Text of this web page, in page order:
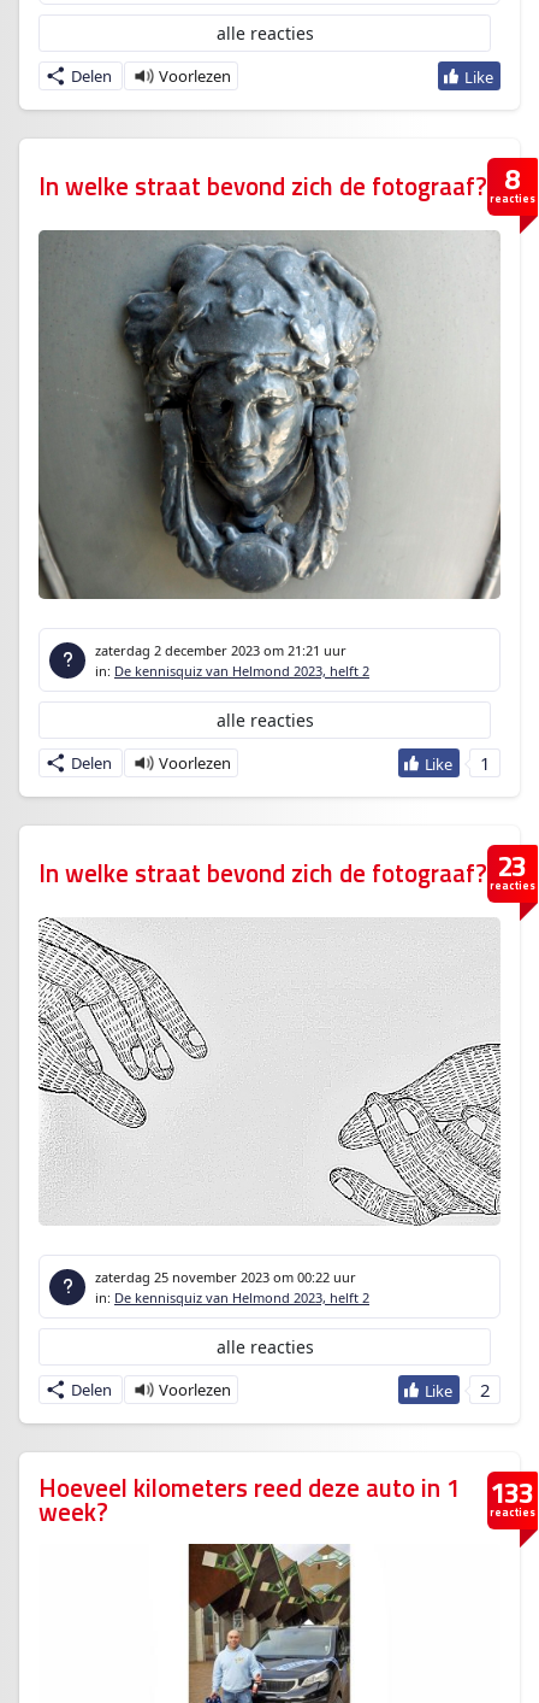
Delen
alle reacties
8
reacties
In welke straat bevond zich de fotograaf?
zaterdag 2 december 2023 om 21:21 uur
in: De kennisquiz van Helmond 2023, helft 2
1
Delen
alle reacties
23
reacties
In welke straat bevond zich de fotograaf?
zaterdag 25 november 2023 om 00:22 uur
in: De kennisquiz van Helmond 2023, helft 2
2
Delen
alle reacties
133
reacties
Hoeveel kilometers reed deze auto in 1
week?